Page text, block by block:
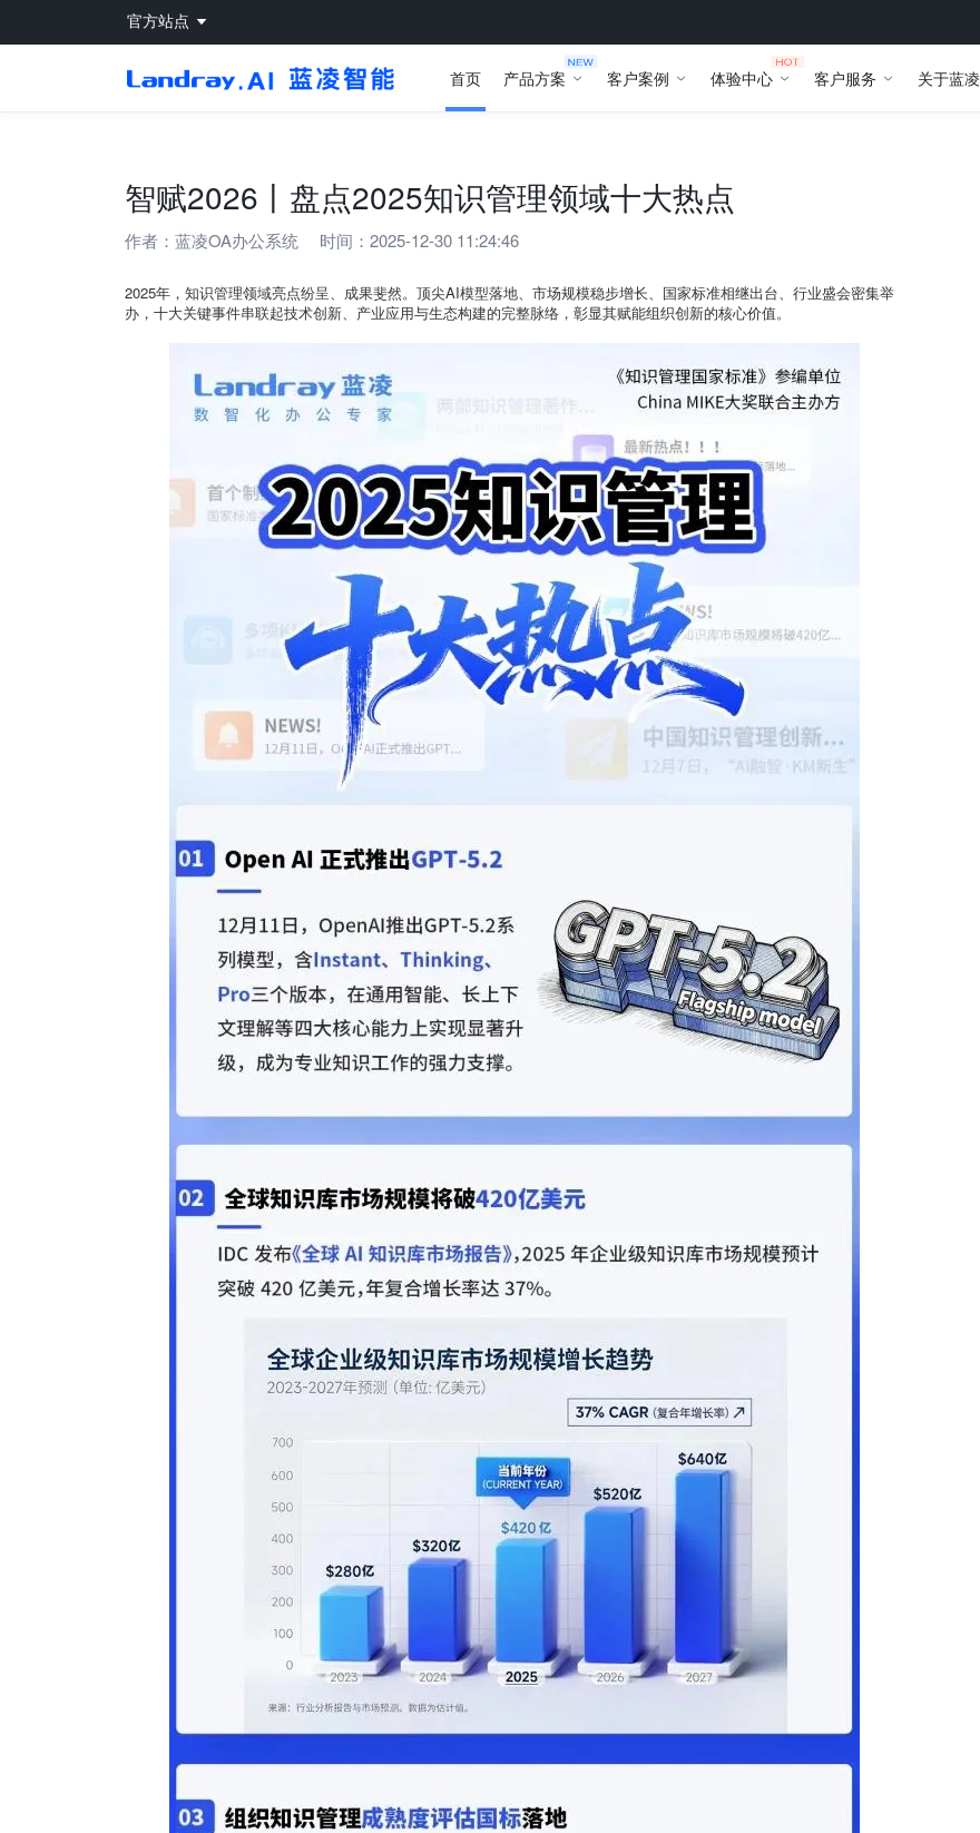
官方站点
首页 产品方案 客户案例 体验中心 客户服务 关于蓝凌
智赋2026丨盘点2025知识管理领域十大热点
作者： 蓝凌OA办公系统 时间：2025-12-30 11:24:46
2025年，知识管理领域亮点纷呈、成果斐然。顶尖AI模型落地、市场规模稳步增长、国家标准相继出台、行业盛会密集举
办，十大关键事件串联起技术创新、产业应用与生态构建的完整脉络，彰显其赋能组织创新的核心价值。